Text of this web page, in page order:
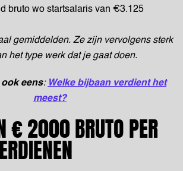
bruto wo startsalaris van €3.125
gemiddelden. Ze zijn vervolgens sterk
het type werk dat je gaat doen.
eens: Welke bijbaan verdient het
meest?
€ 2000 BRUTO PER